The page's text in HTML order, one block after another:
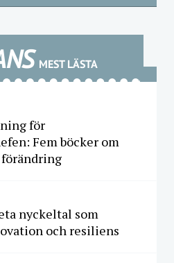
MEST LÄSTA
för
Fem böcker om
nyckeltal som
och resiliens